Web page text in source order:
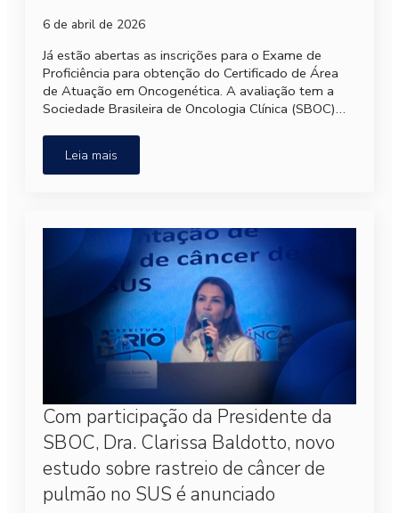
6 de abril de 2026
Já estão abertas as inscrições para o Exame de
Proficiência para obtenção do Certificado de Área
de Atuação em Oncogenética. A avaliação tem a
Sociedade Brasileira de Oncologia Clínica (SBOC)…
Leia mais
Com participação da Presidente da
SBOC, Dra. Clarissa Baldotto, novo
estudo sobre rastreio de câncer de
pulmão no SUS é anunciado